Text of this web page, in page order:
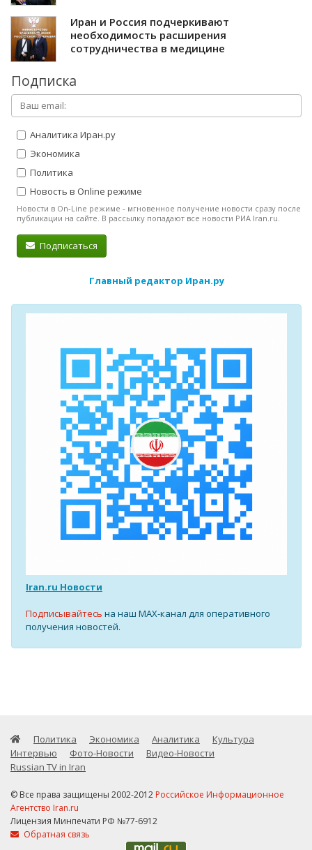
Иран и Россия подчеркивают
необходимость расширения
сотрудничества в медицине
Подписка
Аналитика Иран.ру
Экономика
Политика
Новость в Online режиме
Новости в On-Line режиме - мгновенное получение новости сразу после
публикации на сайте. В рассылку попадают все новости РИА Iran.ru.
Подписаться
Главный редактор Иран.ру
Iran.ru Новости
Подписывайтесь на наш MAX-канал для оперативного
получения новостей.
Политика Экономика Аналитика
Культура
Интервью
Фото-Новости
Видео-Новости
Russian TV in Iran
© Все права защищены 2002-2012 Российское Информационное
Агентство Iran.ru
Лицензия Минпечати РФ №77-6912
Обратная связь